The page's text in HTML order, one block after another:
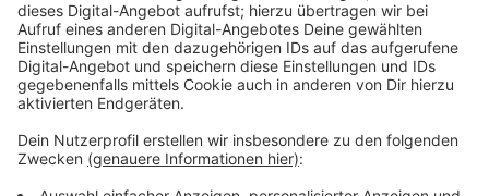
Quarantäne aufgehoben ist.
Anzeige